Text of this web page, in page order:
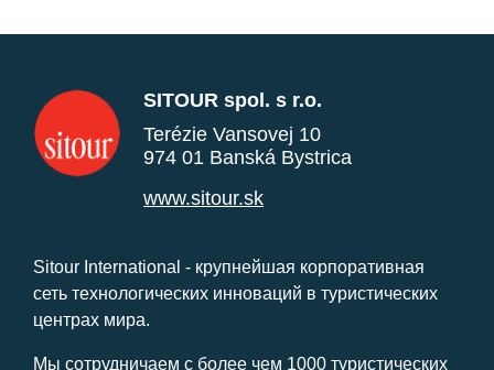
SITOUR spol. s r.o.
Terézie Vansovej 10
974 01 Banská Bystrica
www.sitour.sk
Sitour International - крупнейшая корпоративная
сеть технологических инноваций в туристических
центрах мира.
Мы сотрудничаем с более чем 1000 туристических